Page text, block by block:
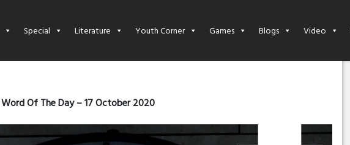
Special Literature Youth Corner Games Blogs Video
Word Of The Day – 17 October 2020